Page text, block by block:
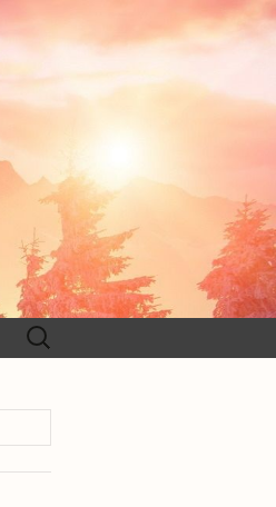
Rechercher :